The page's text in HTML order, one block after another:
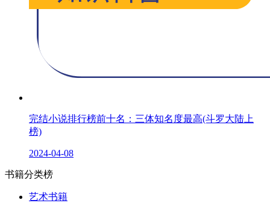
完结小说排行榜前十名：三体知名度最高(斗罗大陆上
榜)
2024-04-08
书籍分类榜
艺术书籍